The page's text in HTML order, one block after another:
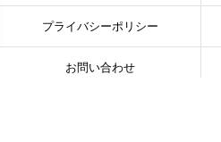
プライバシーポリシー
お問い合わせ